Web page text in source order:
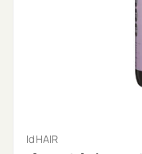
IdHAIR